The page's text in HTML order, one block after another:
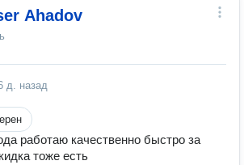
Ahadov
д. назад
работаю качественно быстро за
тоже есть